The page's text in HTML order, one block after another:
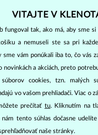
ZATELIÉRU
VITAJTE V
fungoval tak, ako má, aby sme si
a nemuseli ste sa pri
sme vám ponúkali iba to, čo vás
novinkách a akciách, preto
súborov cookies, tzn. malých
vo vašom prehliadači. Viac o
prečítať tu. Kliknutím na
nám tento súhlas dočasne
naše stránky.